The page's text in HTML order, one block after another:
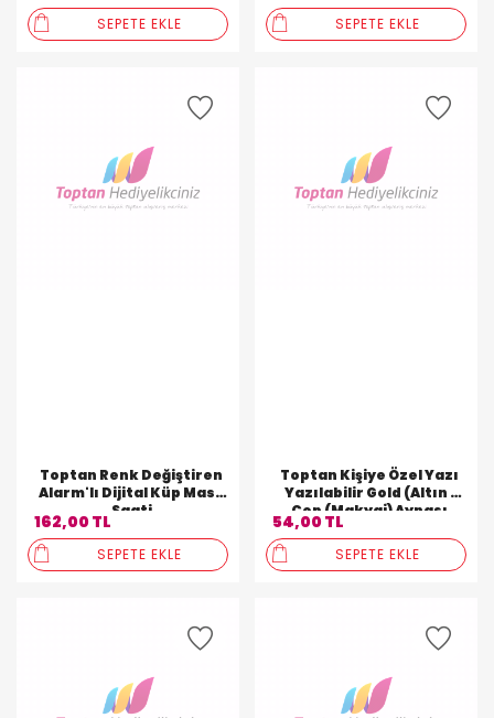
SEPETE EKLE SEPETE EKLE
Toptan Renk Değiştiren
Alarm'lı Dijital Küp Masa
Saati
162,00 TL
SEPETE EKLE
Toptan Kişiye Özel Yazı
Yazılabilir Gold (Altın )
Cep (Makyaj) Aynası
54,00 TL
SEPETE EKLE